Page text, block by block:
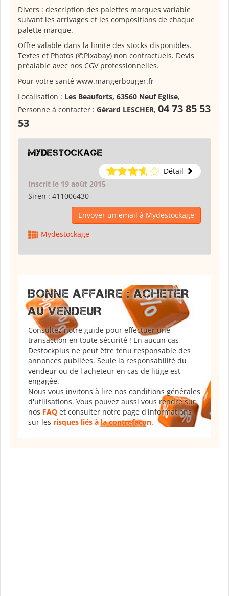
Divers : description des palettes marques variable
suivant les arrivages et les compositions de chaque
palette marque.
Offre valable dans la limite des stocks disponibles.
Textes et Photos (©Pixabay) non contractuels. Devis
préalable avec nos CGV professionnelles.
Pour votre santé www.mangerbouger.fr
Localisation : Les Beauforts, 63560 Neuf Eglise,
Personne à contacter : Gérard LESCHER, 04 73 85 53
53
Mydestockage
Détail
Inscrit le 19 août 2015
Siren : 411006430
Envoyer un email à Mydestockage
Mydestockage
BONNE AFFAIRE : ACHETER
AU VENDEUR
Consultez notre guide pour effectuer une
transaction en toute sécurité ! En aucun cas
Destockplus ne peut être tenu responsable des
annonces publiées. Seule la responsabilité du
vendeur ou de l'acheteur en cas de litige est
engagée.
Nous vous invitons à lire nos conditions générales
d'utilisations. Vous pouvez aussi vous rendre sur
nos FAQ et consulter notre page d'informations
sur les risques liés à la contrefaçon.